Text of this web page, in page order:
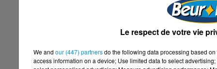
Le respect de votre vie
We and our (447) partnersdo the following data processing based
access information on a device; Use limited data to select